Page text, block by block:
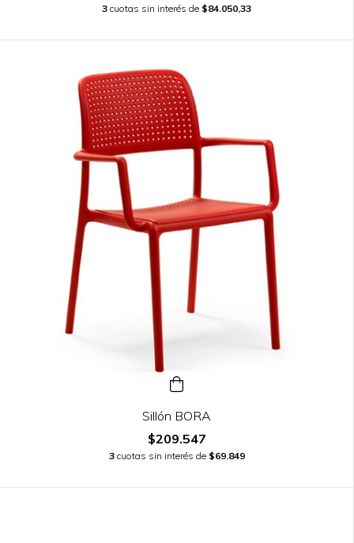
3 cuotas sin interés de $84.050,33
Sillón BORA
$209.547
3 cuotas sin interés de $69.849